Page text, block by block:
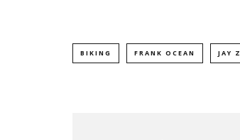
BIKING FRANK OCEAN JAY Z